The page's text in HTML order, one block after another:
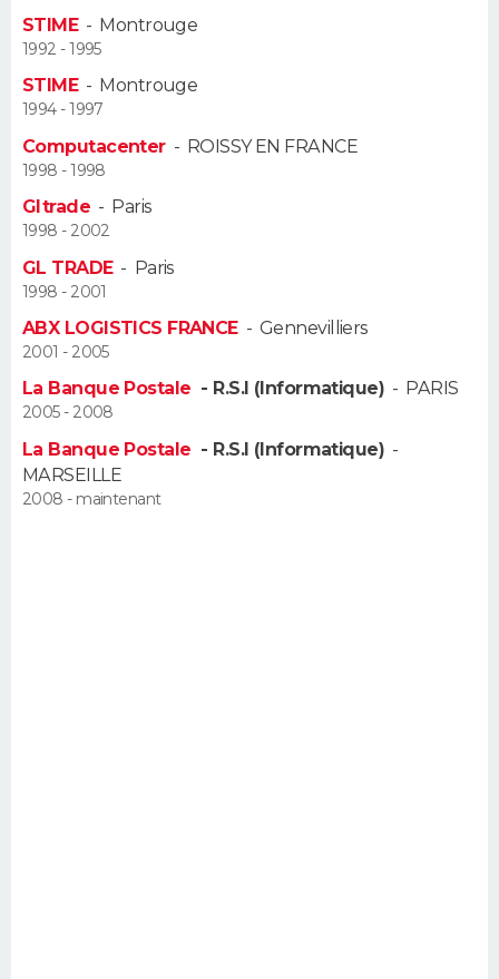
STIME- Montrouge
1992 - 1995
STIME- Montrouge
1994 - 1997
Computacenter- ROISSY EN FRANCE
1998 - 1998
Gltrade - Paris
1998 - 2002
GL TRADE- Paris
1998 - 2001
ABX LOGISTICS FRANCE-Gennevilliers
2001 - 2005
La Banque Postale - R.S.I (Informatique) - PARIS
2005 - 2008
La Banque Postale - R.S.I (Informatique) -
MARSEILLE
2008 - maintenant